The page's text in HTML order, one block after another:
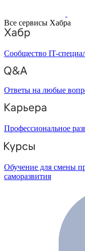
Все сервисы Хабра
Сообщество IT-
Ответы на любые
Профессиональное
Обучение для смены
саморазвития